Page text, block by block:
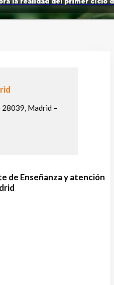
Madrid –
de Enseñanza y atención